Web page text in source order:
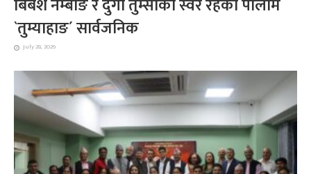
बिबश नेम्बाङ र दुर्गा तुम्साको स्वर रहेको पालाम
`तुम्याहाङ´ सार्वजनिक
July 28, 2026